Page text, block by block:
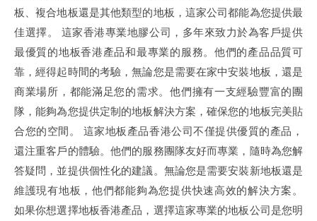
板、複合地板還是其他類型的地板，這家公司都能為您提供最
佳選擇。 這家香港專業地膠公司，多年來致力於為客戶提供
最優質的地板香港產品和最專業的服務。他們的產品品質可
靠，經得起時間的考驗，無論您是需要在家中安裝地板，還是
商業場所，都能滿足您的需求。他們擁有一支經驗豐富的團
隊，能夠為您提供定制的地板解決方案，確保您的地板完美貼
合您的空間。 這家地板產品香港公司不僅提供優質的產品，
還注重客戶的體驗。他們的服務團隊友好而專業，隨時為您解
答疑問，並提供個性化的建議。無論您是需要安裝新地板還是
維護現有地板，他們都能夠為您提供快速高效的解決方案。
如果你想選擇地板香港產品，選擇這家專業的地板公司是您明